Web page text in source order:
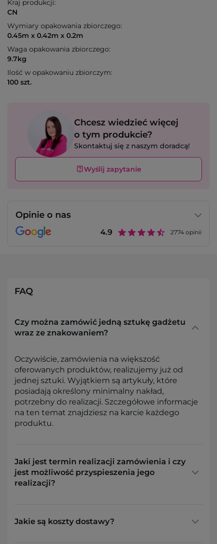
Kraj produkcji:
CN
Wymiary opakowania zbiorczego:
0.45m x 0.42m x 0.2m
Waga opakowania zbiorczego:
9.7kg
Ilość w opakowaniu zbiorczym:
100 szt.
Chcesz wiedzieć więcej
o tym produkcie?
Skontaktuj się z naszym doradcą!
Wyślij zapytanie
Opinie o nas
4.9 2774 opinii
FAQ
Czy można zamówić jedną sztukę gadżetu
wraz ze znakowaniem?
Oczywiście, zamówienia na większość
oferowanych produktów, realizujemy już od
jednej sztuki. Wyjątkiem są artykuły, które
posiadają określony minimalny nakład,
potrzebny do realizacji. Szczegółowe informacje
na ten temat znajdziesz na karcie każdego
produktu.
Jaki jest termin realizacji zamówienia i czy
jest możliwość przyspieszenia jego
realizacji?
Jakie są koszty dostawy?